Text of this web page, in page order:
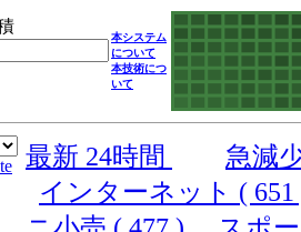
本システム
について
本技術につ
いて
最新 24時間
急減
インターネット (